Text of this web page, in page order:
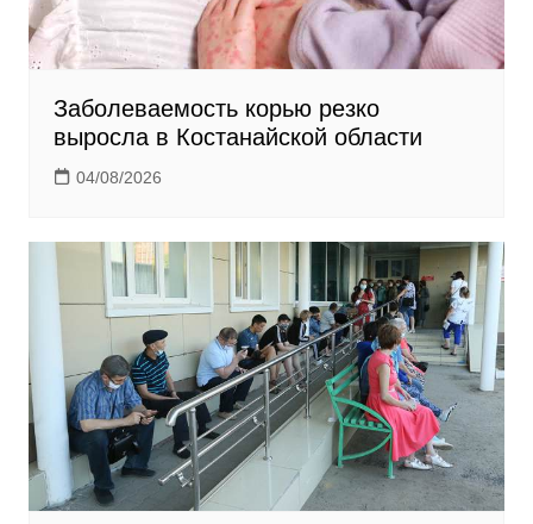
Заболеваемость корью резко
выросла в Костанайской области
04/08/2026